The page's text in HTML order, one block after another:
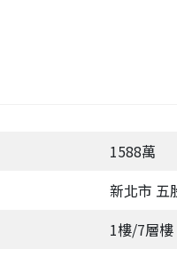
1588萬
新北市 五
1樓/7層樓